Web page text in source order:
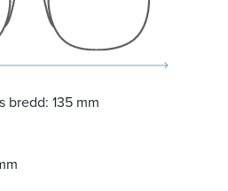
bredd: 135 mm